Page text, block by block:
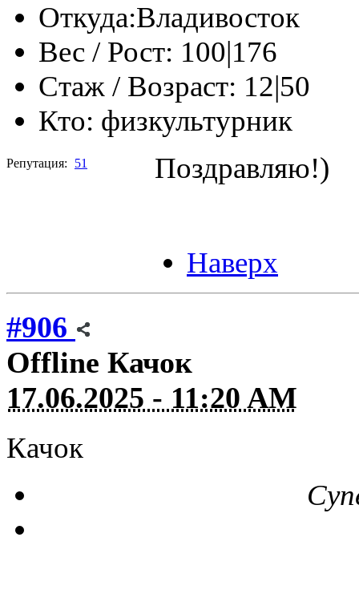
Откуда:Владивосток
Вес / Рост: 100|176
Стаж / Возраст: 12|50
Кто: физкультурник
Репутация: 51 Поздравляю!)
Наверх
#906
Offline Качок
17.06.2025 - 11:20 AM
Качок